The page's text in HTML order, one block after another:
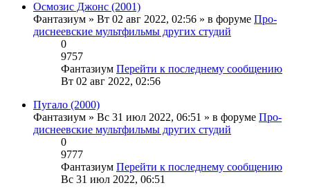
Осмозис Джонс (2001)
Фантазиум » Вт 02 авг 2022, 02:56 » в форуме Про-
диснеевские мультфильмы других студий
0
9757
Фантазиум Перейти к последнему сообщению
Вт 02 авг 2022, 02:56
Пугало (2000)
Фантазиум » Вс 31 июл 2022, 06:51 » в форуме Про-
диснеевские мультфильмы других студий
0
9777
Фантазиум Перейти к последнему сообщению
Вс 31 июл 2022, 06:51